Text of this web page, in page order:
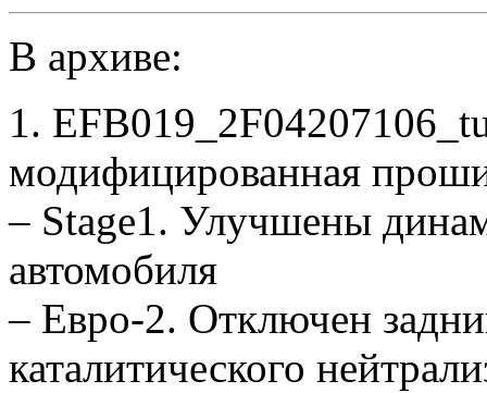
В архиве:
1.
модифицированная
– Stage1. Улучшены
автомобиля
– Евро-2. Отключен
каталитического